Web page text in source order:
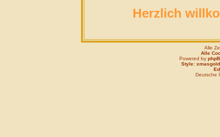
Herzlich
Alle
Alle
Powered by
Style: xmasgold
Deutsche